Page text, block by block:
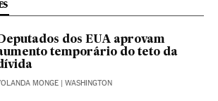
dos EUA aprovam
temporário do teto da
MONGE | WASHINGTON